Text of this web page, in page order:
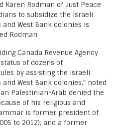
Karen Rodman of Just Peace
to subsidize the Israeli
West Bank colonies is
Rodman
Canada Revenue Agency
of dozens of
by assisting the Israeli
West Bank colonies,” noted
Palestinian-Arab denied the
of his religious and
is former president of
to 2012), and a former